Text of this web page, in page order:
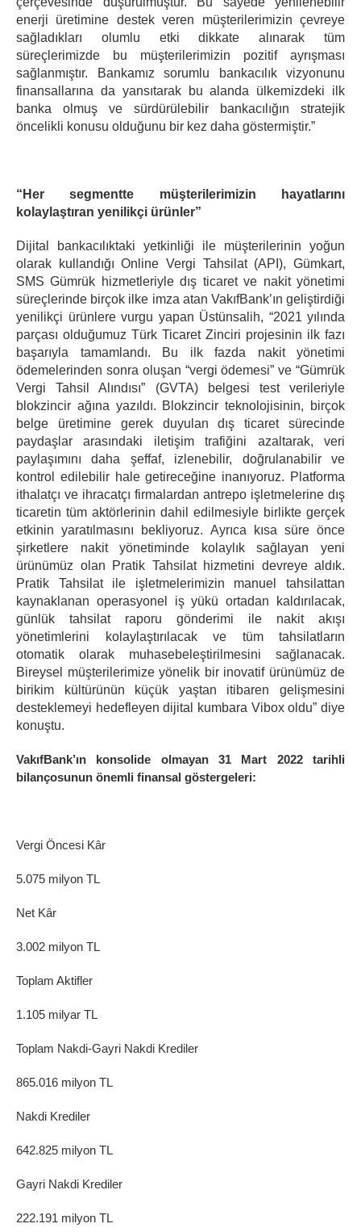
enerji üretimine destek veren müşterilerimizin çevreye
sağladıkları olumlu etki dikkate alınarak tüm
süreçlerimizde bu müşterilerimizin pozitif ayrışması
sağlanmıştır. Bankamız sorumlu bankacılık vizyonunu
finansallarına da yansıtarak bu alanda ülkemizdeki ilk
banka olmuş ve sürdürülebilir bankacılığın stratejik
öncelikli konusu olduğunu bir kez daha göstermiştir.”
“Her segmentte müşterilerimizin hayatlarını
kolaylaştıran yenilikçi ürünler”
Dijital bankacılıktaki yetkinliği ile müşterilerinin yoğun
olarak kullandığı Online Vergi Tahsilat (API), Gümkart,
SMS Gümrük hizmetleriyle dış ticaret ve nakit yönetimi
süreçlerinde birçok ilke imza atan VakıfBank’ın geliştirdiği
yenilikçi ürünlere vurgu yapan Üstünsalih, “2021 yılında
parçası olduğumuz Türk Ticaret Zinciri projesinin ilk fazı
başarıyla tamamlandı. Bu ilk fazda nakit yönetimi
ödemelerinden sonra oluşan “vergi ödemesi” ve “Gümrük
Vergi Tahsil Alındısı” (GVTA) belgesi test verileriyle
blokzincir ağına yazıldı. Blokzincir teknolojisinin, birçok
belge üretimine gerek duyulan dış ticaret sürecinde
paydaşlar arasındaki iletişim trafiğini azaltarak, veri
paylaşımını daha şeffaf, izlenebilir, doğrulanabilir ve
kontrol edilebilir hale getireceğine inanıyoruz. Platforma
ithalatçı ve ihracatçı firmalardan antrepo işletmelerine dış
ticaretin tüm aktörlerinin dahil edilmesiyle birlikte gerçek
etkinin yaratılmasını bekliyoruz. Ayrıca kısa süre önce
şirketlere nakit yönetiminde kolaylık sağlayan yeni
ürünümüz olan Pratik Tahsilat hizmetini devreye aldık.
Pratik Tahsilat ile işletmelerimizin manuel tahsilattan
kaynaklanan operasyonel iş yükü ortadan kaldırılacak,
günlük tahsilat raporu gönderimi ile nakit akışı
yönetimlerini kolaylaştırılacak ve tüm tahsilatların
otomatik olarak muhasebeleştirilmesini sağlanacak.
Bireysel müşterilerimize yönelik bir inovatif ürünümüz de
birikim kültürünün küçük yaştan itibaren gelişmesini
desteklemeyi hedefleyen dijital kumbara Vibox oldu” diye
konuştu.
VakıfBank’ın konsolide olmayan 31 Mart 2022 tarihli
bilançosunun önemli finansal göstergeleri:
Vergi Öncesi Kâr
5.075 milyon TL
Net Kâr
3.002 milyon TL
Toplam Aktifler
1.105 milyar TL
Toplam Nakdi-Gayri Nakdi Krediler
865.016 milyon TL
Nakdi Krediler
642.825 milyon TL
Gayri Nakdi Krediler
222.191 milyon TL